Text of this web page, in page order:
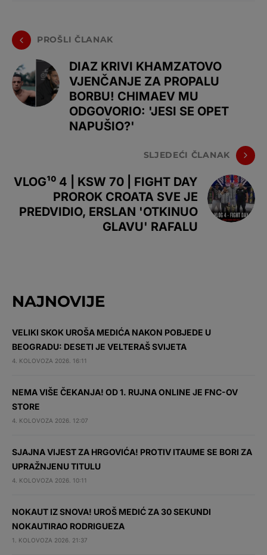
PROŠLI ČLANAK
DIAZ KRIVI KHAMZATOVO
VJENČANJE ZA PROPALU
BORBU! CHIMAEV MU
ODGOVORIO: 'JESI SE OPET
NAPUŠIO?'
SLJEDEĆI ČLANAK
VLOG¹⁰ 4 | KSW 70 | FIGHT DAY
PROROK CROATA SVE JE
PREDVIDIO, ERSLAN 'OTKINUO
GLAVU' RAFALU
NAJNOVIJE
VELIKI SKOK UROŠA MEDIĆA NAKON POBJEDE U
BEOGRADU: DESETI JE VELTERAŠ SVIJETA
4. KOLOVOZA 2026. 16:11
NEMA VIŠE ČEKANJA! OD 1. RUJNA ONLINE JE FNC-OV
STORE
4. KOLOVOZA 2026. 12:07
SJAJNA VIJEST ZA HRGOVIĆA! PROTIV ITAUME SE BORI ZA
UPRAŽNJENU TITULU
4. KOLOVOZA 2026. 10:11
NOKAUT IZ SNOVA! UROŠ MEDIĆ ZA 30 SEKUNDI
NOKAUTIRAO RODRIGUEZA
1. KOLOVOZA 2026. 21:37